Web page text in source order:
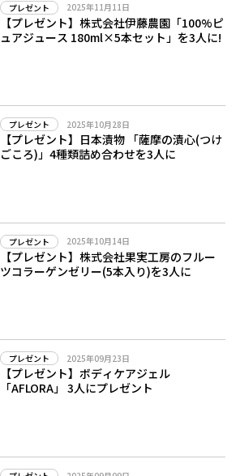
プレゼント 2025年11月11日
【プレゼント】株式会社伊藤農園「100%ピ
ュアジュース 180ml×5本セット」を3人に!
プレゼント 2025年10月28日
【プレゼント】日本漬物 「薩摩の漬心(つけ
ごころ)」4種類詰め合わせを3人に
プレゼント 2025年10月14日
【プレゼント】株式会社果実工房のフルー
ツコラーゲンゼリー(5本入り)を3人に
プレゼント 2025年09月23日
【プレゼント】ボディケアジェル
「AFLORA」 3人にプレゼント